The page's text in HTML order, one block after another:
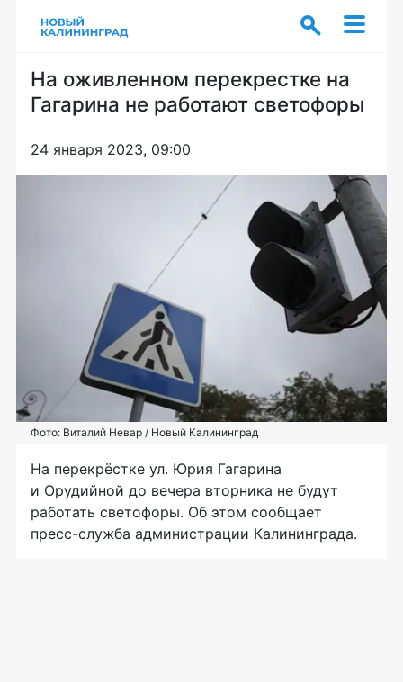
На оживленном перекрестке на
Гагарина не работают светофоры
24 января 2023, 09:00
Фото: Виталий Невар / Новый Калининград
На перекрёстке ул. Юрия Гагарина
и Орудийной до вечера вторника не будут
работать светофоры. Об этом сообщает
пресс-служба администрации Калининграда.